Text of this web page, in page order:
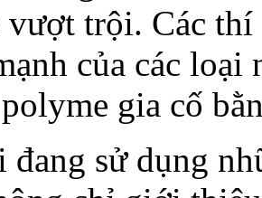
trội. Các thí
của các
gia cố
đang sử dụng